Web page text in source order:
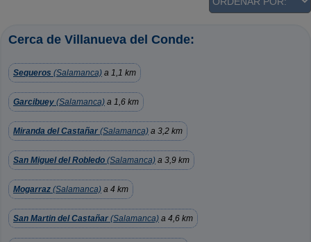
Cerca de Villanueva del Conde:
Sequeros (Salamanca) a 1,1 km
Garcibuey (Salamanca) a 1,6 km
Miranda del Castañar (Salamanca) a 3,2 km
San Miguel del Robledo (Salamanca) a 3,9 km
Mogarraz (Salamanca) a 4 km
San Martin del Castañar (Salamanca) a 4,6 km